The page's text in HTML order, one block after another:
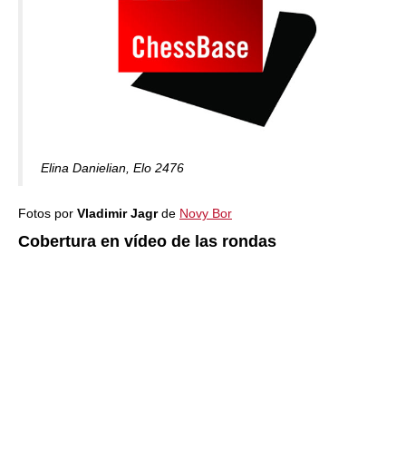
Elina Danielian, Elo 2476
Fotos por Vladimir Jagrde Novy Bor
Cobertura en vídeo de las rondas